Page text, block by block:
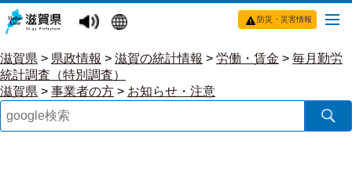
防災・災害情報
滋賀県 > 県政情報 > 滋賀の統計情報 > 労働・賃金 > 毎月勤労
統計調査（特別調査）
滋賀県 > 事業者の方 > お知らせ・注意